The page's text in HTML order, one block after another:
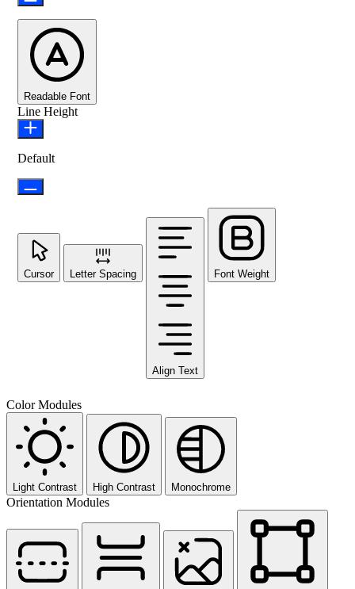
Readable Font
Line Height
Default
Cursor Letter Spacing
Align Text
Font Weight
Color Modules
Light Contrast High Contrast Monochrome
Orientation Modules